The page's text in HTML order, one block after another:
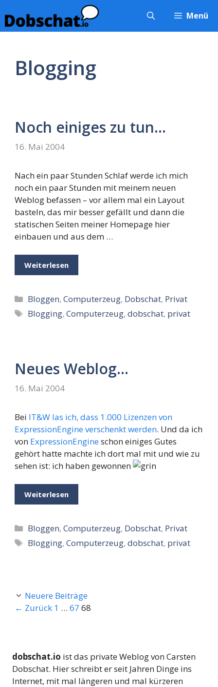
Inhalt
springen
Menü
Blogging
Noch einiges zu tun…
16. Mai 2004
Nach ein paar Stunden Schlaf werde ich mich
noch ein paar Stunden mit meinem neuen
Weblog befassen – vor allem mal ein Layout
basteln, das mir besser gefällt und dann die
statischen Seiten meiner Homepage hier
einbauen und aus dem …
Weiterlesen
Kategorien
Bloggen,Computerzeug, Dobschat, Privat
Schlagwörter
Blogging,Computerzeug,dobschat, privat
Neues Weblog…
16. Mai 2004
Bei IT&W las ich, dass 1.000 Lizenzen von
ExpressionEngine verschenkt werden. Und da ich
von ExpressionEngineschon einiges Gutes
gehört hatte machte ich dort mal mit und wie zu
sehen ist: ich haben gewonnen
Weiterlesen
Kategorien
Bloggen,Computerzeug, Dobschat, Privat
Schlagwörter
Blogging,Computerzeug,dobschat, privat
Neuere Beiträge
← Zurück Seite
1 … Seite
67 Seite
68
dobschat.io ist das private Weblog von Carsten
Dobschat. Hier schreibt er seit Jahren Dinge ins
Internet, mit mal längeren und mal kürzeren